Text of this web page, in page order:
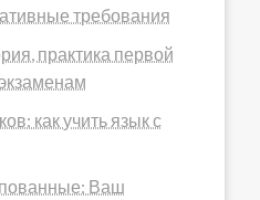
требования
практика первой
как учить язык с
Ваш